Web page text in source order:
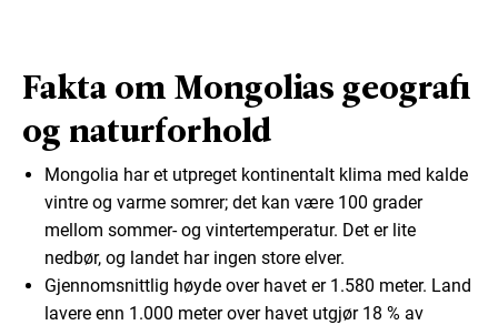
Fakta om Mongolias geografi
og naturforhold
Mongolia har et utpreget kontinentalt klima med kalde
vintre og varme somrer; det kan være 100 grader
mellom sommer- og vintertemperatur. Det er lite
nedbør, og landet har ingen store elver.
Gjennomsnittlig høyde over havet er 1.580 meter. Land
lavere enn 1.000 meter over havet utgjør 18 % av